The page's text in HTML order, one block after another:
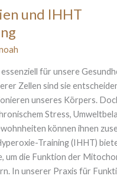
und IHHT
für unsere
Zellen sind sie
unseres Körpers.
Stress,
können ihnen
Training (IHHT)
um die Funktion der
In unserer Praxis für